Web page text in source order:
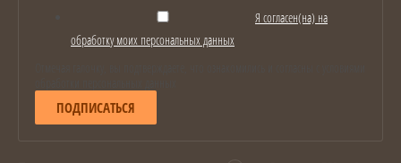
Я согласен(на) на
обработку моих персональных данных
ПОДПИСАТЬСЯ